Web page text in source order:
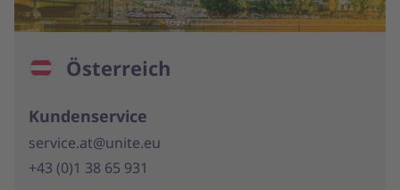
Österreich
Kundenservice
service.at@unite.eu
+43 (0)1 38 65 931